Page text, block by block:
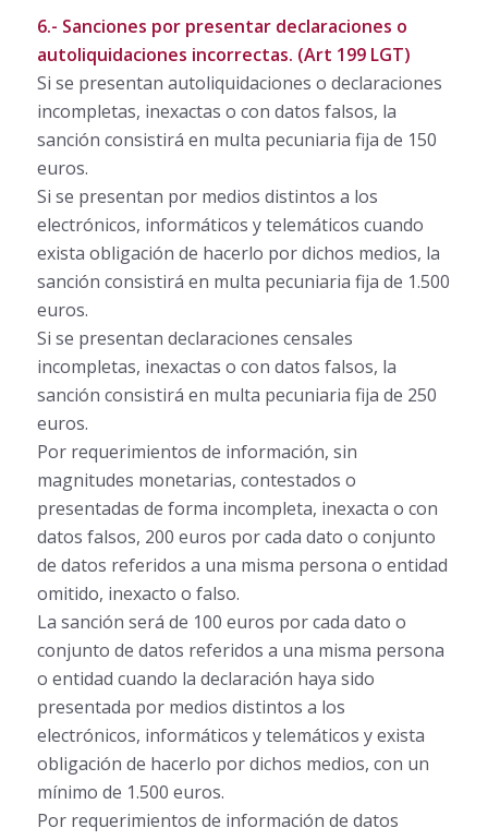
6.- Sanciones por presentar declaraciones o
autoliquidaciones incorrectas. (Art 199 LGT)
Si se presentan autoliquidaciones o declaraciones
incompletas, inexactas o con datos falsos, la
sanción consistirá en multa pecuniaria fija de 150
euros.
Si se presentan por medios distintos a los
electrónicos, informáticos y telemáticos cuando
exista obligación de hacerlo por dichos medios, la
sanción consistirá en multa pecuniaria fija de 1.500
euros.
Si se presentan declaraciones censales
incompletas, inexactas o con datos falsos, la
sanción consistirá en multa pecuniaria fija de 250
euros.
Por requerimientos de información, sin
magnitudes monetarias, contestados o
presentadas de forma incompleta, inexacta o con
datos falsos, 200 euros por cada dato o conjunto
de datos referidos a una misma persona o entidad
omitido, inexacto o falso.
La sanción será de 100 euros por cada dato o
conjunto de datos referidos a una misma persona
o entidad cuando la declaración haya sido
presentada por medios distintos a los
electrónicos, informáticos y telemáticos y exista
obligación de hacerlo por dichos medios, con un
mínimo de 1.500 euros.
Por requerimientos de información de datos